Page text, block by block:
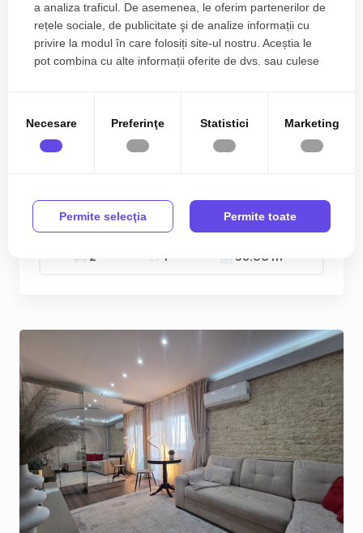
Aurel Vlaicu 51.990€
2 1 38.00 m
a analiza traficul. De asemenea, le oferim partenerilor de
rețele sociale, de publicitate şi de analize informații cu
privire la modul în care folosiți site-ul nostru. Aceștia le
pot combina cu alte informații oferite de dvs. sau culese
Necesare Preferinţe Statistici Marketing
Permite selecţia Permite toate